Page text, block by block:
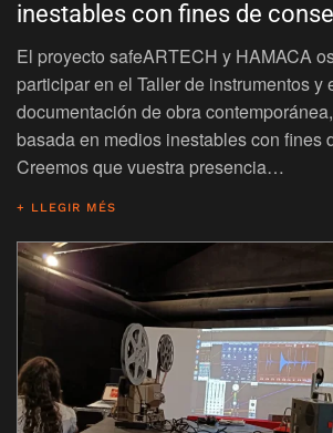
inestables con fines de
El proyecto safeARTECH y HAMACA
participar en el Taller de instrumentos y
documentación de obra
basada en medios inestables con fines
Creemos que vuestra presencia…
+ LLEGIR MÉS